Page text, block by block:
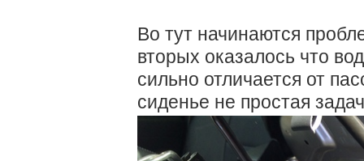
Во тут начинаются
вторых оказалось что
сильно отличается от
сиденье не простая